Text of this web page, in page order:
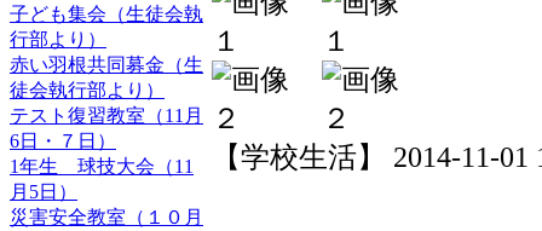
子ども集会（生徒会執
行部より）
赤い羽根共同募金（生
徒会執行部より）
テスト復習教室（11月
6日・７日）
1年生 球技大会（11
月5日）
災害安全教室（１０月
【学校生活】 2014-11-01